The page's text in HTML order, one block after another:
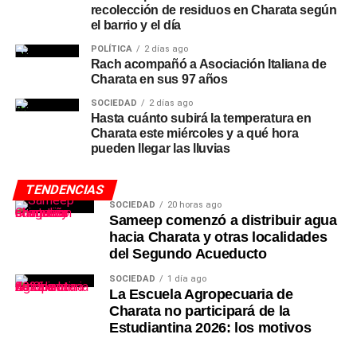
recolección de residuos en Charata según
el barrio y el día
POLÍTICA 2 días ago
Rach acompañó a Asociación Italiana de
Charata en sus 97 años
SOCIEDAD 2 días ago
Hasta cuánto subirá la temperatura en
Charata este miércoles y a qué hora
pueden llegar las lluvias
TENDENCIAS
SOCIEDAD 20 horas ago
Sameep comenzó a distribuir agua
hacia Charata y otras localidades
del Segundo Acueducto
SOCIEDAD 1 día ago
La Escuela Agropecuaria de
Charata no participará de la
Estudiantina 2026: los motivos